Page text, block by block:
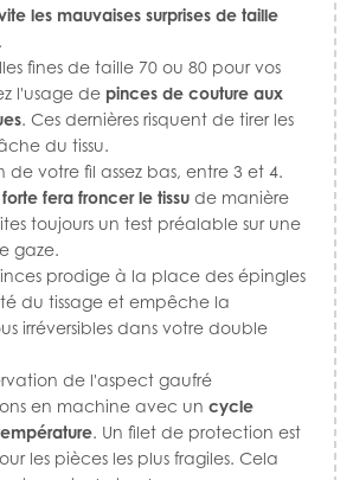
les mauvaises surprises de taille
.
fines de taille 70 ou 80 pour vos
l'usage de pinces de couture aux
. Ces dernières risquent de tirer les
du tissu.
de votre fil assez bas, entre 3 et 4.
fera froncer le tissu de manière
toujours un test préalable sur une
gaze.
prodige à la place des épingles
du tissage et empêche la
irréversibles dans votre double
de l'aspect gaufré
en machine avec un cycle
. Un filet de protection est
les pièces les plus fragiles. Cela